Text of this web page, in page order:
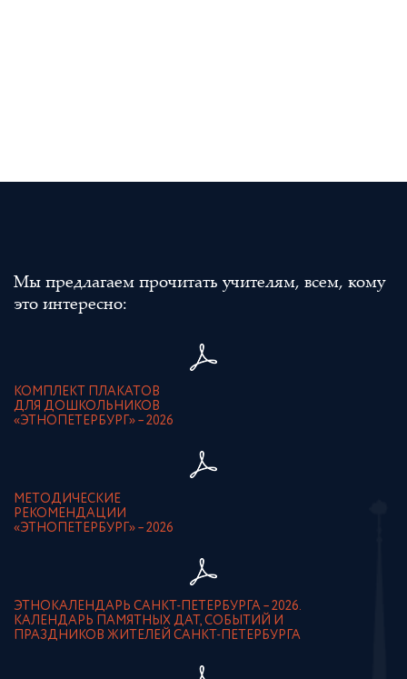
Мы предлагаем прочитать учителям, всем, кому
это интересно:
КОМПЛЕКТ ПЛАКАТОВ
ДЛЯ ДОШКОЛЬНИКОВ
«ЭТНОПЕТЕРБУРГ» – 2026
МЕТОДИЧЕСКИЕ
РЕКОМЕНДАЦИИ
«ЭТНОПЕТЕРБУРГ» – 2026
ЭТНОКАЛЕНДАРЬ САНКТ-ПЕТЕРБУРГА – 2026.
КАЛЕНДАРЬ ПАМЯТНЫХ ДАТ, СОБЫТИЙ И
ПРАЗДНИКОВ ЖИТЕЛЕЙ САНКТ-ПЕТЕРБУРГА